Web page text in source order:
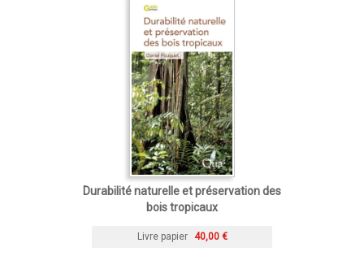
Durabilité naturelle et préservation des
bois tropicaux
Livre papier 40,00 €